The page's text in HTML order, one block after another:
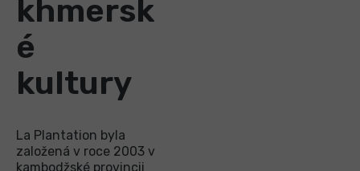
khmersk
é
kultury
La Plantation byla
založená v roce 2003 v
kambodžské provincii